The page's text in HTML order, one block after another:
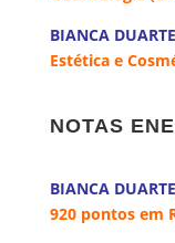
BIANCA
Estética e
NOTAS
BIANCA
920 pontos em